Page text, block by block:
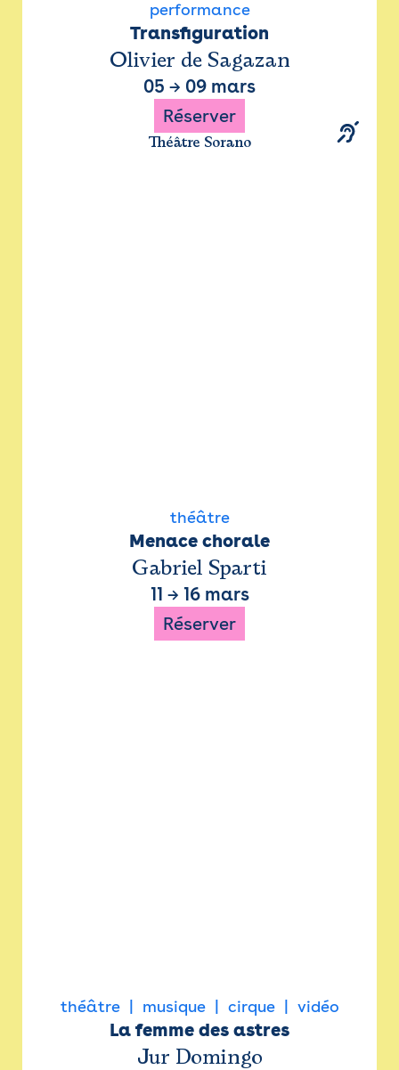
performance
Transfiguration
Olivier de Sagazan
05 → 09 mars
Réserver
Théâtre Sorano
théâtre
Menace chorale
Gabriel Sparti
11 → 16 mars
Réserver
théâtre musique cirque vidéo
La femme des astres
Jur Domingo